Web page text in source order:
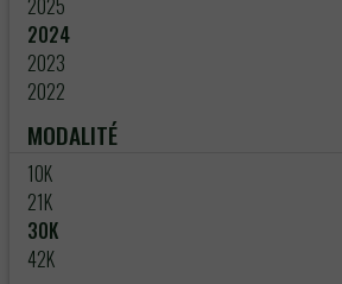
2025
2024
2023
2022
MODALITÉ
10K
21K
30K
42K